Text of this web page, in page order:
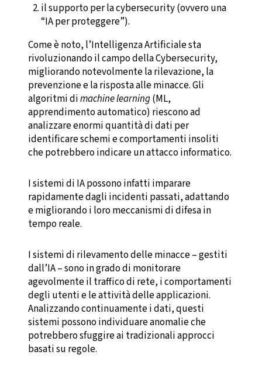
il supporto per la cybersecurity (ovvero una
“IA per proteggere”).
Come è noto, l’Intelligenza Artificiale sta
rivoluzionando il campo della Cybersecurity,
migliorando notevolmente la rilevazione, la
prevenzione e la risposta alle minacce. Gli
algoritmi dimachine learning(ML,
apprendimento automatico) riescono ad
analizzare enormi quantità di dati per
identificare schemi e comportamenti insoliti
che potrebbero indicare un attacco informatico.
I sistemi di IA possono infatti imparare
rapidamente dagli incidenti passati, adattando
e migliorando i loro meccanismi di difesa in
tempo reale.
I sistemi di rilevamento delle minacce – gestiti
dall’IA – sono in grado di monitorare
agevolmente il traffico di rete, i comportamenti
degli utenti e le attività delle applicazioni.
Analizzando continuamente i dati, questi
sistemi possono individuare anomalie che
potrebbero sfuggire ai tradizionali approcci
basati su regole.